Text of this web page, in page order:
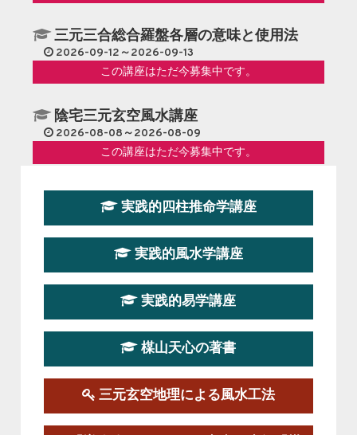
三元三合総合羅盤各層の意味と使用法
2026-09-12～2026-09-13
この講座はただ今募集中です。
陰宅三元玄空風水講座
2026-08-08～2026-08-09
この講座はただ今募集中です。
第１９期立命塾『実践的易学講座』
2026-08-22～2026-10-25
第19期立命塾実践的四柱推命学講座
2026-03-20～2026-07-19
第１９期立命塾実践的風水学講座
この講座の募集は終了しました。
実践的四柱推命学講座
実践的風水学講座
実践的易学講座
楳山天心の著書
三元玄空地理による風水工法